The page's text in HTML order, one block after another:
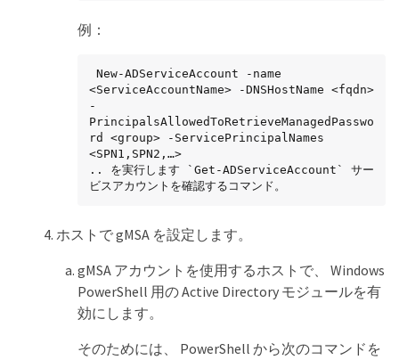
例：
<ServiceAccountName> -DNSHostName <fqdn>
-
PrincipalsAllowedToRetrieveManagedPasswo
rd <group> -ServicePrincipalNames
<SPN1,SPN2,…>
.. を実行します `Get-ADServiceAccount` サー
ビスアカウントを確認するコマンド。
ホストで gMSA を設定します。
gMSA アカウントを使用するホストで、 Windows
PowerShell 用の Active Directory モジュールを有
効にします。
そのためには、 PowerShell から次のコマンドを